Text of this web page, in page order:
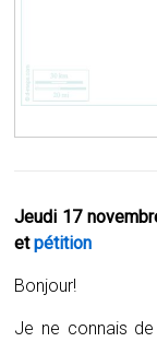
Jeudi 17
etpétition
Bonjour!
Je ne connais de